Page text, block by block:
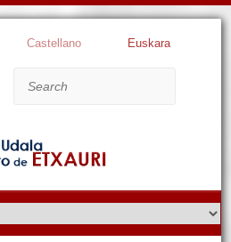
Castellano Euskara